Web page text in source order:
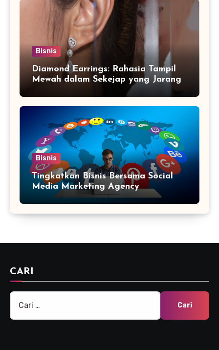
Bisnis
Diamond Earrings: Rahasia Tampil
Mewah dalam Sekejap yang Jarang
Bisnis
Tingkatkan Bisnis Bersama Social
Media Marketing Agency
CARI
Cari
untuk: